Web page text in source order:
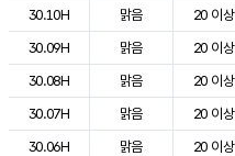
30.10H
맑음 20 이상
30.09H
맑음 20 이상
30.08H
맑음 20 이상
30.07H
맑음 20 이상
30.06H
맑음 20 이상